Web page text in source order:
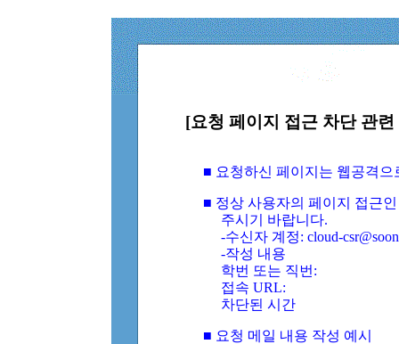
[요청 페이지 접근 차단 관
■ 요청하신 페이지는 웹공격
■ 정상 사용자의 페이지 접근
주시기 바랍니다.
-수신자 계정: cloud-
-작성 내용
학번 또는 직번:
접속 URL:
차단된 시간
■ 요청 메일 내용 작성 예시